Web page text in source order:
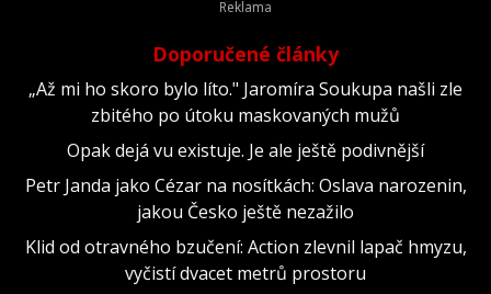
Doporučené články
„Až mi ho skoro bylo líto." Jaromíra Soukupa našli zle
zbitého po útoku maskovaných mužů
Opak dejá vu existuje. Je ale ještě podivnější
Petr Janda jako Cézar na nosítkách: Oslava narozenin,
jakou Česko ještě nezažilo
Klid od otravného bzučení: Action zlevnil lapač hmyzu,
vyčistí dvacet metrů prostoru